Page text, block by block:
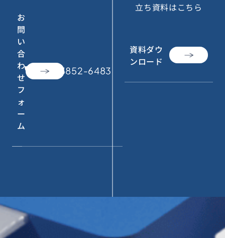
お
問
い
合
わ
せ
フ
ォ
ー
ム
call 050-3852-6483
立ち資料はこちら
資料ダウ
ンロード